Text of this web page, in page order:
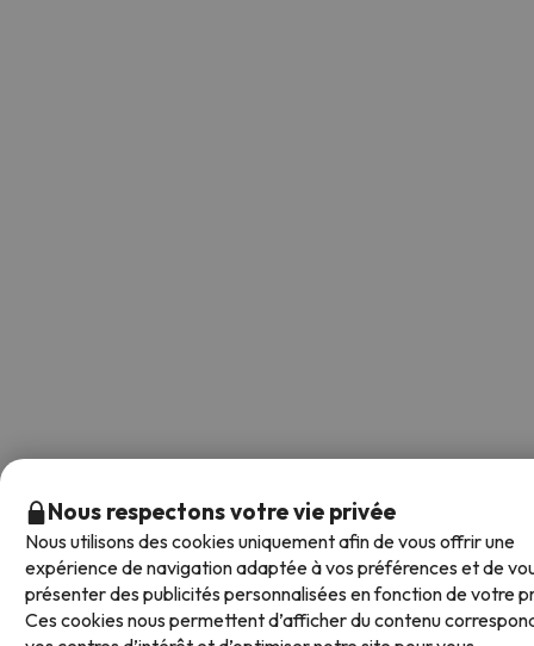
Nous respectons votre vie privée
Nous utilisons des cookies uniquement afin de vous offrir une
expérience de navigation adaptée à vos préférences et de
présenter des publicités personnalisées en fonction de votre
Ces cookies nous permettent d’afficher du contenu